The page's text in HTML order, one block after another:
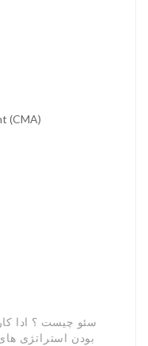
(CMA)
سئو چیست ؟ ادا
بودن استراتژی